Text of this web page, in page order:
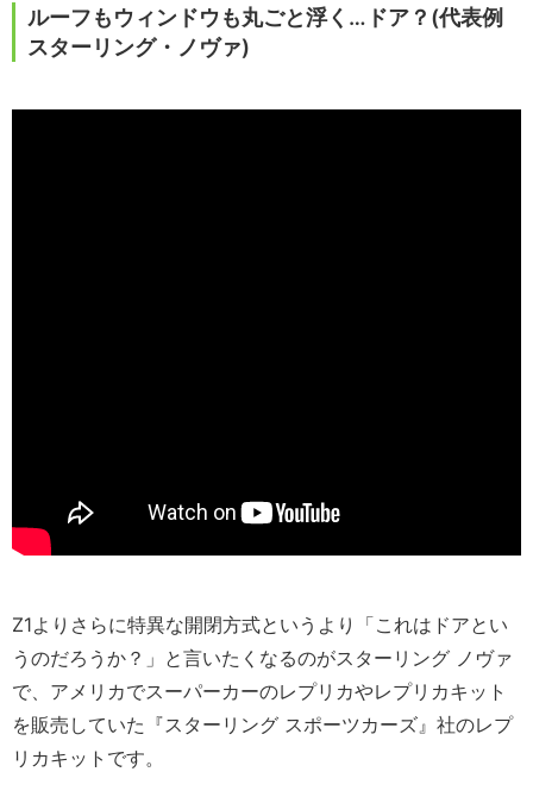
ルーフもウィンドウも丸ごと浮く…ドア？(代表例
スターリング・ノヴァ)
Z1よりさらに特異な開閉方式というより「これはドアとい
うのだろうか？」と言いたくなるのがスターリング ノヴァ
で、アメリカでスーパーカーのレプリカやレプリカキット
を販売していた『スターリング スポーツカーズ』社のレプ
リカキットです。